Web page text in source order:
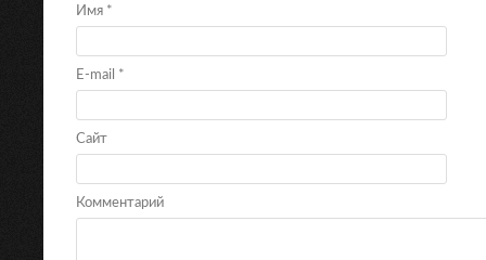
Имя *
E-mail *
Сайт
Комментарий